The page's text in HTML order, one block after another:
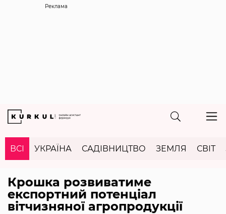
Реклама
ВСІ УКРАЇНА САДІВНИЦТВО ЗЕМЛЯ СВІТ
Крошка розвиватиме
експортний потенціал
вітчизняної агропродукції